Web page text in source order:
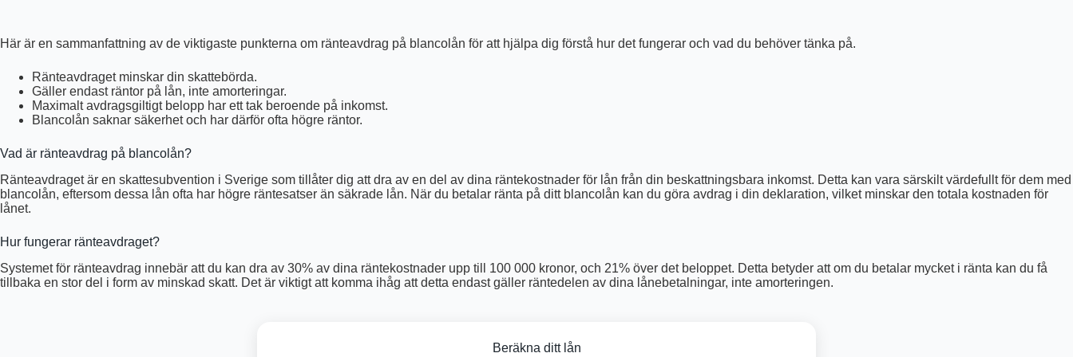
Här är en sammanfattning av de viktigaste punkterna om ränteavdrag på blancolån för att hjälpa dig förstå hur det fungerar och vad du behöver tänka på.
Ränteavdraget minskar din skattebörda.
Gäller endast räntor på lån, inte amorteringar.
Maximalt avdragsgiltigt belopp har ett tak beroende på inkomst.
Blancolån saknar säkerhet och har därför ofta högre räntor.
Vad är ränteavdrag på blancolån?
Ränteavdraget är en skattesubvention i Sverige som tillåter dig att dra av en del av dina räntekostnader för lån från din beskattningsbara inkomst. Detta kan vara särskilt värdefullt för dem med
blancolån, eftersom dessa lån ofta har högre räntesatser än säkrade lån. När du betalar ränta på ditt blancolån kan du göra avdrag i din deklaration, vilket minskar den totala kostnaden för
lånet.
Hur fungerar ränteavdraget?
Systemet för ränteavdrag innebär att du kan dra av 30% av dina räntekostnader upp till 100 000 kronor, och 21% över det beloppet. Detta betyder att om du betalar mycket i ränta kan du få
tillbaka en stor del i form av minskad skatt. Det är viktigt att komma ihåg att detta endast gäller räntedelen av dina lånebetalningar, inte amorteringen.
Beräkna ditt lån